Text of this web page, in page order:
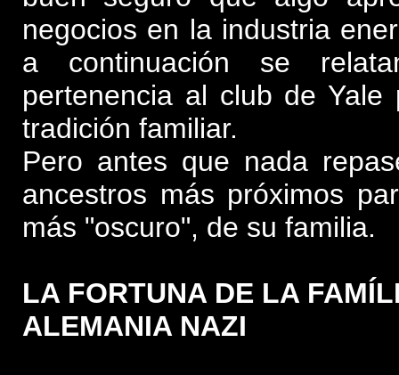
negocios en la industria
a continuación se
pertenencia al club de
tradición familiar.
Pero antes que nada
ancestros más próximos
más "oscuro", de su familia.
LA FORTUNA DE LA
ALEMANIA NAZI